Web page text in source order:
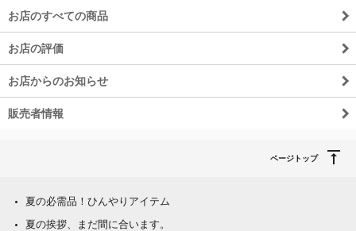
お店のすべての商品
お店の評価
お店からのお知らせ
販売者情報
ページトップ
夏の必需品！ひんやりアイテム
夏の挨拶、まだ間に合います。